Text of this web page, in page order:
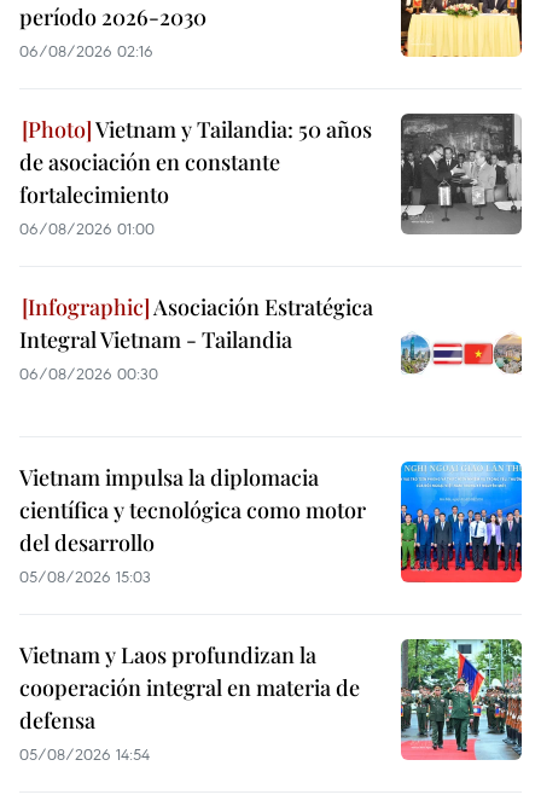
período 2026-2030
06/08/2026 02:16
Vietnam y Tailandia: 50 años
de asociación en constante
fortalecimiento
06/08/2026 01:00
Asociación Estratégica
Integral Vietnam - Tailandia
06/08/2026 00:30
Vietnam impulsa la diplomacia
científica y tecnológica como motor
del desarrollo
05/08/2026 15:03
Vietnam y Laos profundizan la
cooperación integral en materia de
defensa
05/08/2026 14:54